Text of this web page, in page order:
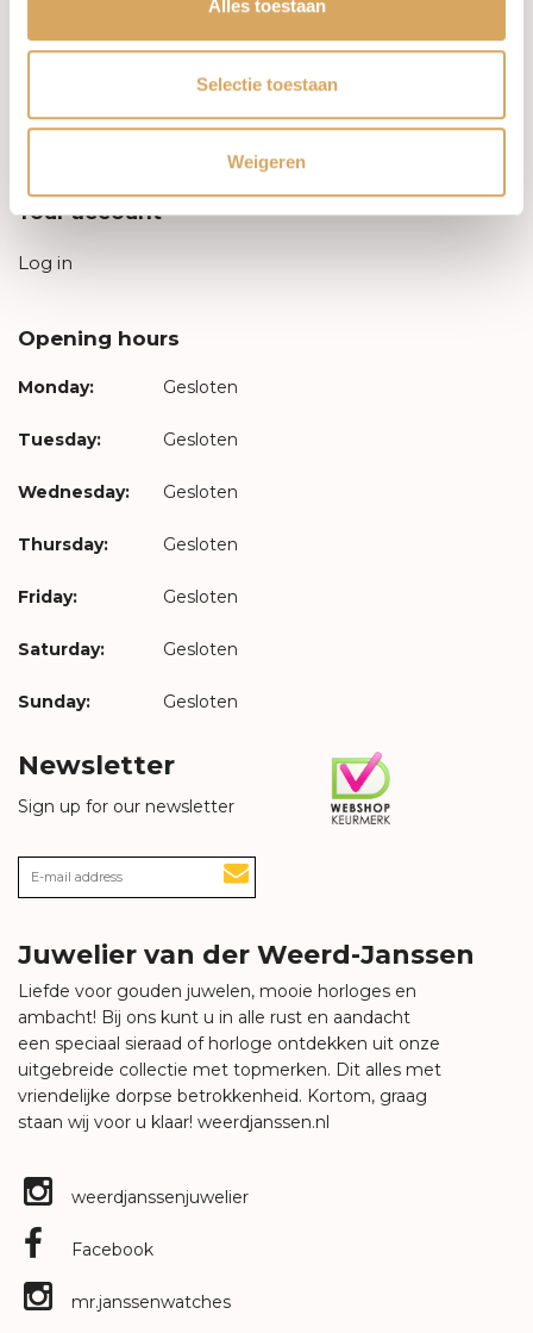
Alles toestaan
Selectie toestaan
Weigeren
Leveringsvoorwaarden
Privacy Policy
Your account
Log in
Opening hours
Monday: Gesloten
Tuesday: Gesloten
Wednesday: Gesloten
Thursday: Gesloten
Friday: Gesloten
Saturday: Gesloten
Sunday: Gesloten
Newsletter
Sign up for our newsletter
Juwelier van der Weerd-Janssen
Liefde voor gouden juwelen, mooie horloges en
ambacht! Bij ons kunt u in alle rust en aandacht
een speciaal sieraad of horloge ontdekken uit onze
uitgebreide collectie met topmerken. Dit alles met
vriendelijke dorpse betrokkenheid. Kortom, graag
staan wij voor u klaar! weerdjanssen.nl
weerdjanssenjuwelier
Facebook
mr.janssenwatches